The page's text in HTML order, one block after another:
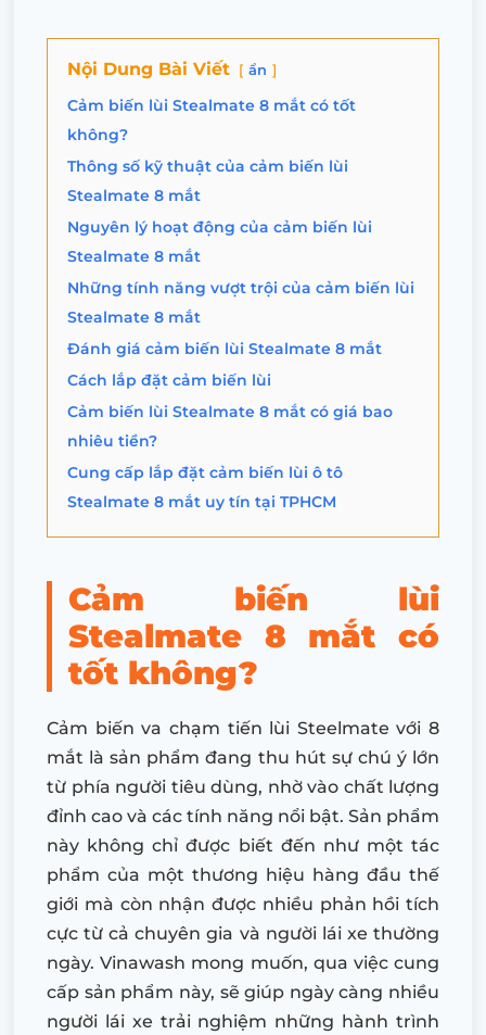
Nội Dung Bài Viết ẩn
Cảm biến lùi Stealmate 8 mắt có tốt
không?
Thông số kỹ thuật của cảm biến lùi
Stealmate 8 mắt
Nguyên lý hoạt động của cảm biến lùi
Stealmate 8 mắt
Những tính năng vượt trội của cảm biến lùi
Stealmate 8 mắt
Đánh giá cảm biến lùi Stealmate 8 mắt
Cách lắp đặt cảm biến lùi
Cảm biến lùi Stealmate 8 mắt có giá bao
nhiêu tiền?
Cung cấp lắp đặt cảm biến lùi ô tô
Stealmate 8 mắt uy tín tại TPHCM
Cảm biến lùi
Stealmate 8 mắt có
tốt không?
Cảm biến va chạm tiến lùi Steelmate với 8
mắt là sản phẩm đang thu hút sự chú ý lớn
từ phía người tiêu dùng, nhờ vào chất lượng
đỉnh cao và các tính năng nổi bật. Sản phẩm
này không chỉ được biết đến như một tác
phẩm của một thương hiệu hàng đầu thế
giới mà còn nhận được nhiều phản hồi tích
cực từ cả chuyên gia và người lái xe thường
ngày. Vinawash mong muốn, qua việc cung
cấp sản phẩm này, sẽ giúp ngày càng nhiều
người lái xe trải nghiệm những hành trình